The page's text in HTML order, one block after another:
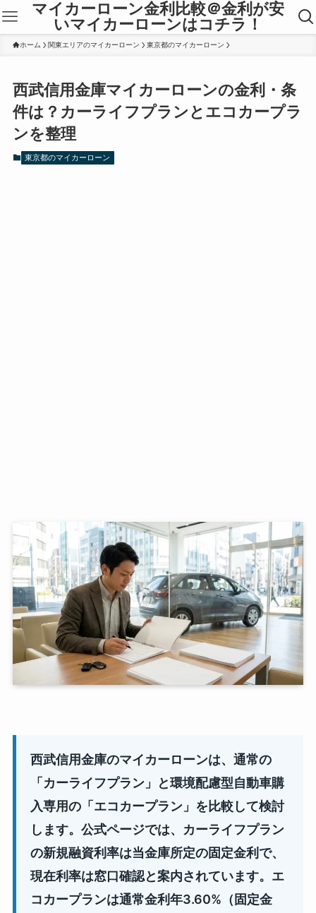
マイカーローン金利比較＠金利が安
いマイカーローンはコチラ！
ホーム 関東エリアのマイカーローン 東京都のマイカーローン
西武信用金庫マイカーローンの金利・条
件は？カーライフプランとエコカープラ
ンを整理
東京都のマイカーローン
西武信用金庫のマイカーローンは、通常の
「カーライフプラン」と環境配慮型自動車購
入専用の「エコカープラン」を比較して検討
します。公式ページでは、カーライフプラン
の新規融資利率は当金庫所定の固定金利で、
現在利率は窓口確認と案内されています。エ
コカープランは通常金利年3.60%（固定金